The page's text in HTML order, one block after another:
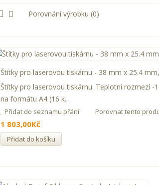
Porovnání výrobku (0)
Štítky pro laserovou tiskárnu - 38 mm x 25.4
Štítky pro laserovou tiskárnu. Teplotní rozmezí -
na formátu A4 (16 k..
Přidat do seznamu přání Porovnat tento
1 803,00Kč
Přidat do košíku